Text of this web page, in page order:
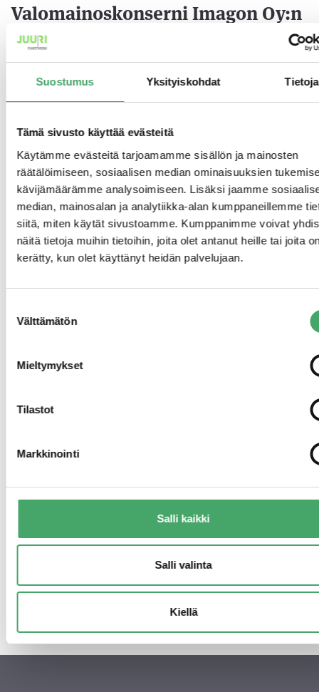
Suostumus Yksityiskohdat Tietoja
Tämä sivusto käyttää evästeitä
Käytämme evästeitä tarjoamamme sisällön ja mainosten
räätälöimiseen, sosiaalisen median ominaisuuksien
kävijämäärämme analysoimiseen. Lisäksi jaamme
median, mainosalan ja analytiikka-alan kumppaneillemme
siitä, miten käytät sivustoamme. Kumppanimme voivat
näitä tietoja muihin tietoihin, joita olet antanut heille tai joita
kerätty, kun olet käyttänyt heidän palvelujaan.
valinta
Välttämätön
Mieltymykset
Tilastot
Markkinointi
Salli kaikki
Salli valinta
Kiellä
Valomainoskonserni Imagon Oy:n
suurimmat kasvutavoitteet
kohdistuvat tällä hetkellä Ruotsin
markkinaan. ”Olemme
pohjoismaisista toimijoista ainoa,
jolla on oma tuotanto. Tämä on
vahva kilpailuvaltti, ja lisää niin
joustavuutta, nopeutta kuin koko
prosessin ja toimitusketjun
hallintaakin”, toimitusjohtaja
Marko Mäkitalo sanoo.
Juuren yrittäjät kertoivat kuulumisistaan syyskuisessa
BLOGI IMAGON